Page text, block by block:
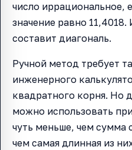
число иррациональное,
значение равно
составит диагональ.
Ручной метод требует
инженерного
квадратного корня. Но
можно использовать
чуть меньше, чем сумма
чем самая длинная из